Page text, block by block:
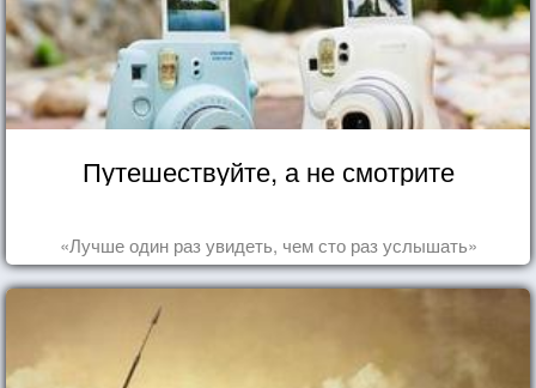
Путешествуйте, а не смотрите
«Лучше один раз увидеть, чем сто раз услышать»